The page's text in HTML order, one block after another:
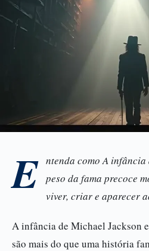
E ntenda como A
peso da fama precoce
viver, criar e aparecer
A infância de Michael Jackson
são mais do que uma história